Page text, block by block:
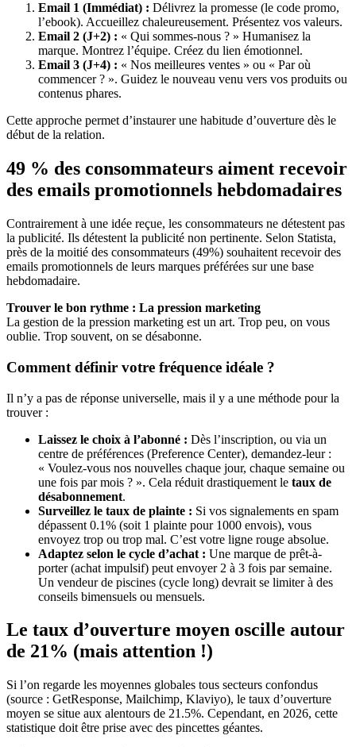
Email 1 (Immédiat) : Délivrez la promesse (le code promo,
l’ebook). Accueillez chaleureusement. Présentez vos valeurs.
Email 2 (J+2) : « Qui sommes-nous ? » Humanisez la
marque. Montrez l’équipe. Créez du lien émotionnel.
Email 3 (J+4) : « Nos meilleures ventes » ou « Par où
commencer ? ». Guidez le nouveau venu vers vos produits ou
contenus phares.
Cette approche permet d’instaurer une habitude d’ouverture dès le
début de la relation.
49 % des consommateurs aiment recevoir
des emails promotionnels hebdomadaires
Contrairement à une idée reçue, les consommateurs ne détestent pas
la publicité. Ils détestent la publicité non pertinente. Selon Statista,
près de la moitié des consommateurs (49%) souhaitent recevoir des
emails promotionnels de leurs marques préférées sur une base
hebdomadaire.
Trouver le bon rythme : La pression marketing
La gestion de la pression marketing est un art. Trop peu, on vous
oublie. Trop souvent, on se désabonne.
Comment définir votre fréquence idéale ?
Il n’y a pas de réponse universelle, mais il y a une méthode pour la
trouver :
Laissez le choix à l’abonné : Dès l’inscription, ou via un
centre de préférences (Preference Center), demandez-leur :
« Voulez-vous nos nouvelles chaque jour, chaque semaine ou
une fois par mois ? ». Cela réduit drastiquement le taux de
désabonnement.
Surveillez le taux de plainte : Si vos signalements en spam
dépassent 0.1% (soit 1 plainte pour 1000 envois), vous
envoyez trop ou trop mal. C’est votre ligne rouge absolue.
Adaptez selon le cycle d’achat : Une marque de prêt-à-
porter (achat impulsif) peut envoyer 2 à 3 fois par semaine.
Un vendeur de piscines (cycle long) devrait se limiter à des
conseils bimensuels ou mensuels.
Le taux d’ouverture moyen oscille autour
de 21% (mais attention !)
Si l’on regarde les moyennes globales tous secteurs confondus
(source : GetResponse, Mailchimp, Klaviyo), le taux d’ouverture
moyen se situe aux alentours de 21.5%. Cependant, en 2026, cette
statistique doit être prise avec des pincettes géantes.